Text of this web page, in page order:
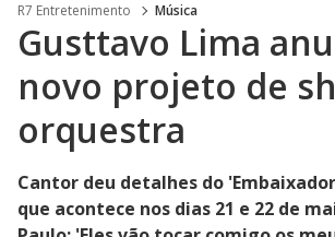
R7 Entretenimento Música
Gusttavo Lima
novo projeto de
orquestra
Cantor deu detalhes do
que acontece nos dias 21 e 22 de